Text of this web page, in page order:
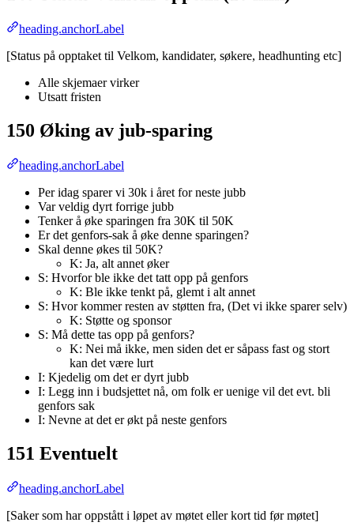
heading.anchorLabel
[Status på opptaket til Velkom, kandidater, søkere, headhunting etc]
Alle skjemaer virker
Utsatt fristen
150 Øking av jub-sparing
heading.anchorLabel
Per idag sparer vi 30k i året for neste jubb
Var veldig dyrt forrige jubb
Tenker å øke sparingen fra 30K til 50K
Er det genfors-sak å øke denne sparingen?
Skal denne økes til 50K?
K: Ja, alt annet øker
S: Hvorfor ble ikke det tatt opp på genfors
K: Ble ikke tenkt på, glemt i alt annet
S: Hvor kommer resten av støtten fra, (Det vi ikke sparer selv)
K: Støtte og sponsor
S: Må dette tas opp på genfors?
K: Nei må ikke, men siden det er såpass fast og stort
kan det være lurt
I: Kjedelig om det er dyrt jubb
I: Legg inn i budsjettet nå, om folk er uenige vil det evt. bli
genfors sak
I: Nevne at det er økt på neste genfors
151 Eventuelt
heading.anchorLabel
[Saker som har oppstått i løpet av møtet eller kort tid før møtet]